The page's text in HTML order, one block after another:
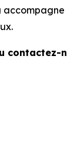
contactez-